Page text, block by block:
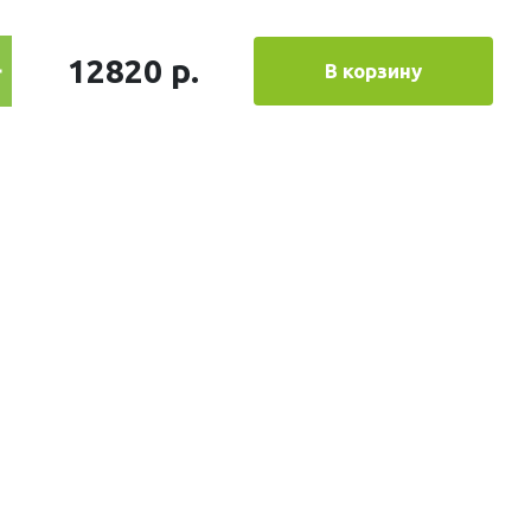
12820 р. В корзину